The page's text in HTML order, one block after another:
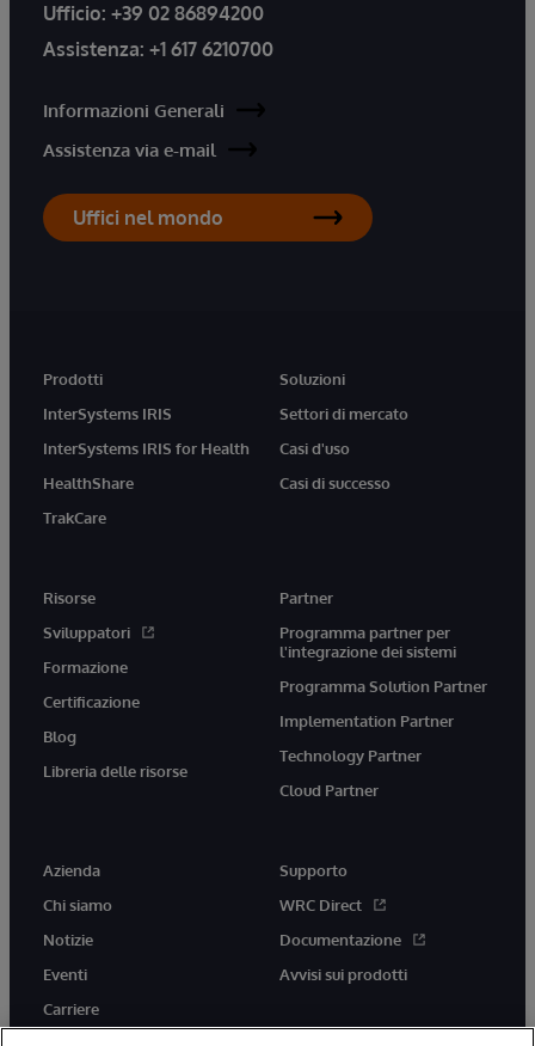
Ufficio: +39 02 86894200
Assistenza: +1 617 6210700
Informazioni Generali
Assistenza via e-mail
Uffici nel mondo
Prodotti
InterSystems IRIS
InterSystems IRIS for Health
HealthShare
TrakCare
Soluzioni
Settori di mercato
Casi d'uso
Casi di successo
Risorse
Sviluppatori
Formazione
Certificazione
Blog
Libreria delle risorse
Partner
Programma partner per
l'integrazione dei sistemi
Programma Solution Partner
Implementation Partner
Technology Partner
Cloud Partner
Azienda
Chi siamo
Notizie
Eventi
Carriere
Supporto
WRC Direct
Documentazione
Avvisi sui prodotti